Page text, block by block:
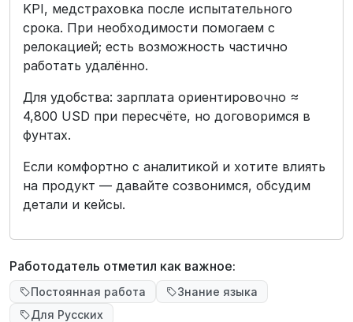
KPI, медстраховка после испытательного
срока. При необходимости помогаем с
релокацией; есть возможность частично
работать удалённо.
Для удобства: зарплата ориентировочно ≈
4,800 USD при пересчёте, но договоримся в
фунтах.
Если комфортно с аналитикой и хотите влиять
на продукт — давайте созвонимся, обсудим
детали и кейсы.
Работодатель отметил как важное:
Постоянная работа
Знание языка
Для Русских